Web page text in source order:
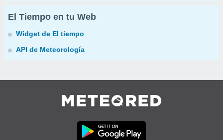
El Tiempo en tu Web
Widget de El tiempo
API de Meteorología